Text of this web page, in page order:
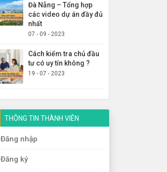
Đà Nẵng – Tổng hợp
các video dự án đầy đủ
nhất
07 - 09 - 2023
Cách kiểm tra chủ đầu
tư có uy tín không ?
19 - 07 - 2023
THÔNG TIN THÀNH VIÊN
Đăng nhập
Đăng ký